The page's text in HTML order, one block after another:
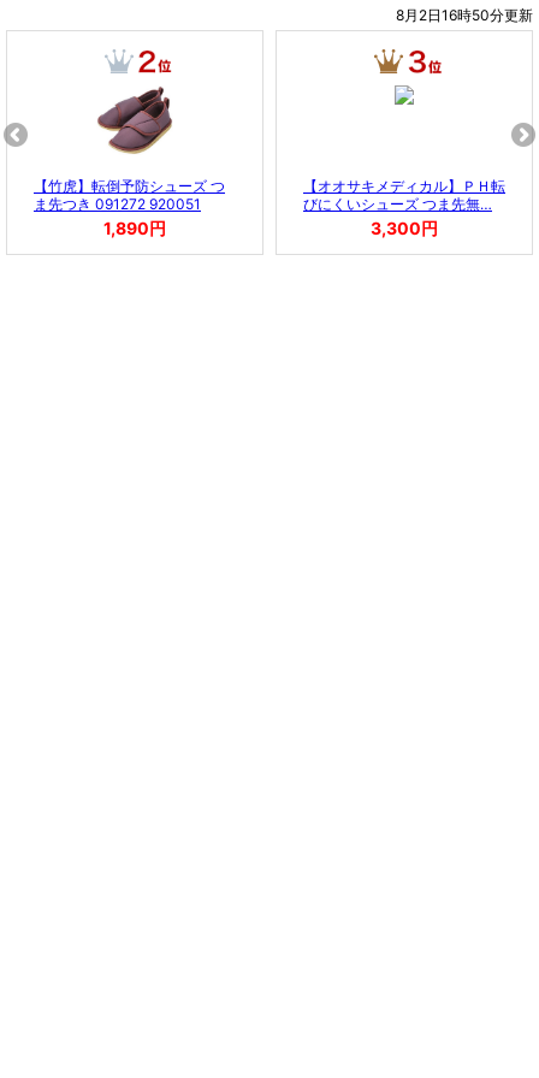
8月2日16時50分更新
【竹虎】転倒予防シューズ つ
ま先つき 091272 920051
1,890円
【オオサキメディカル】ＰＨ転
びにくいシューズ つま先無…
3,300円